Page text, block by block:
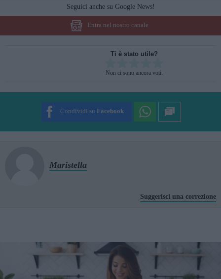
Seguici anche su Google News!
Entra nel nostro canale
Ti è stato utile?
Non ci sono ancora voti.
Condividi su Facebook
Maristella
Suggerisci una correzione